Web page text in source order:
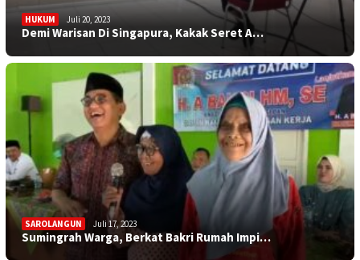
HUKUM Juli 20, 2023
Demi Warisan Di Singapura, Kakak Seret A…
SAROLANGUN Juli 17, 2023
Sumingrah Warga, Berkat Bakri Rumah Impi…